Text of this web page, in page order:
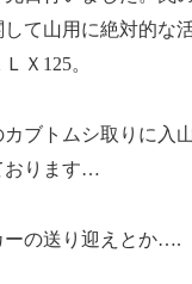
の
て山用に絶対的な
Ｘ125。
ブトムシ取りに入
おります…
ーの送り迎えとか….